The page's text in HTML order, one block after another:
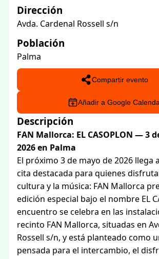
Dirección
Avda. Cardenal Rossell s/n
Población
Palma
Compartir evento
Añadir a Google
Descripción
FAN Mallorca: EL CASOPLON — 3
2026 en Palma
El próximo 3 de mayo de 2026 llega
cita destacada para quienes
cultura y la música: FAN Mallorca
edición especial bajo el nombre EL
encuentro se celebra en las
recinto FAN Mallorca, situadas en
Rossell s/n, y está planteado como
pensada para el intercambio, el